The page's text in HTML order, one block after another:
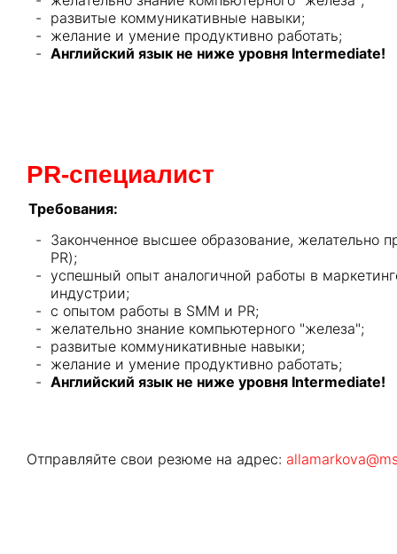
развитые коммуникативные навыки;
желание и умение продуктивно работать;
Английский язык не ниже уровня Intermediate!
PR-специалист
Требования:
Законченное высшее образование, желательно
PR);
успешный опыт аналогичной работы в
индустрии;
c опытом работы в SMM и PR;
желательно знание компьютерного "железа";
развитые коммуникативные навыки;
желание и умение продуктивно работать;
Английский язык не ниже уровня Intermediate!
Отправляйте свои резюме на адрес: